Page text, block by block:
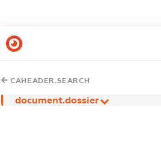
CAHEADER.SEARCH
document.dossier